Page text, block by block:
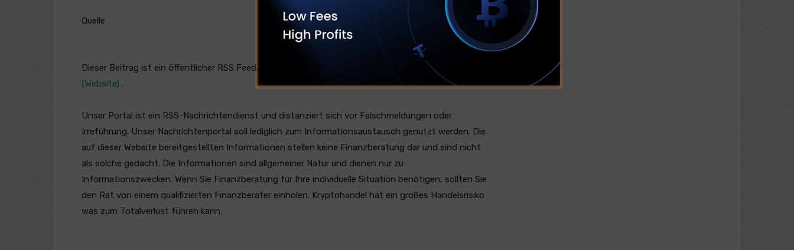
Quelle
Dieser Beitrag ist ein öffentlicher RSS Feed. Sie finden den Original Post unter folgender
(Website) .
Unser Portal ist ein RSS-Nachrichtendienst und distanziert sich vor Falschmeldungen oder
Irreführung. Unser Nachrichtenportal soll lediglich zum Informationsaustausch genutzt werden. Die
auf dieser Website bereitgestellten Informationen stellen keine Finanzberatung dar und sind nicht
als solche gedacht. Die Informationen sind allgemeiner Natur und dienen nur zu
Informationszwecken. Wenn Sie Finanzberatung für Ihre individuelle Situation benötigen, sollten Sie
den Rat von einem qualifizierten Finanzberater einholen. Kryptohandel hat ein großes Handelsrisiko
was zum Totalverlust führen kann.